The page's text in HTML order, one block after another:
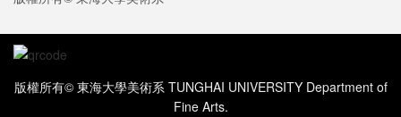
版權所有© 東海大學美術系 TUNGHAI UNIVERSITY Department of
Fine Arts.